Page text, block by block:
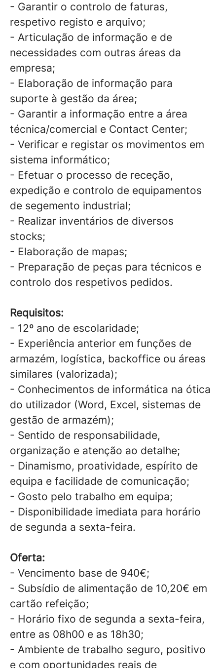
- Garantir o controlo de faturas,
respetivo registo e arquivo;
- Articulação de informação e de
necessidades com outras áreas da
empresa;
- Elaboração de informação para
suporte à gestão da área;
- Garantir a informação entre a área
técnica/comercial e Contact Center;
- Verificar e registar os movimentos em
sistema informático;
- Efetuar o processo de receção,
expedição e controlo de equipamentos
de segemento industrial;
- Realizar inventários de diversos
stocks;
- Elaboração de mapas;
- Preparação de peças para técnicos e
controlo dos respetivos pedidos.
Requisitos:
- 12º ano de escolaridade;
- Experiência anterior em funções de
armazém, logística, backoffice ou áreas
similares (valorizada);
- Conhecimentos de informática na ótica
do utilizador (Word, Excel, sistemas de
gestão de armazém);
- Sentido de responsabilidade,
organização e atenção ao detalhe;
- Dinamismo, proatividade, espírito de
equipa e facilidade de comunicação;
- Gosto pelo trabalho em equipa;
- Disponibilidade imediata para horário
de segunda a sexta-feira.
Oferta:
- Vencimento base de 940€;
- Subsídio de alimentação de 10,20€ em
cartão refeição;
- Horário fixo de segunda a sexta-feira,
entre as 08h00 e as 18h30;
- Ambiente de trabalho seguro, positivo
e com oportunidades reais de